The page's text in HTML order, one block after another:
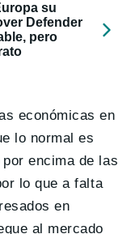
su
Defender
pero
económicas en
lo normal es
encima de las
lo que a falta
en
al mercado